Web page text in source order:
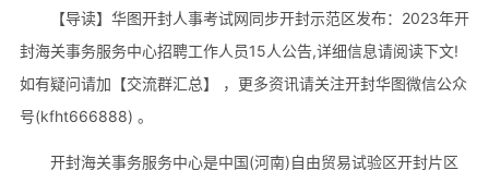
【导读】华图开封人事考试网同步开封示范区发布：2023年开
封海关事务服务中心招聘工作人员15人公告,详细信息请阅读下文!
如有疑问请加【交流群汇总】 ，更多资讯请关注开封华图微信公众
号(kfht666888) 。
开封海关事务服务中心是中国(河南)自由贸易试验区开封片区